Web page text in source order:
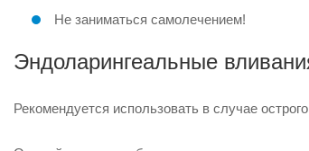
Не заниматься самолечением!
Эндоларингеальные
Рекомендуется использовать в случае